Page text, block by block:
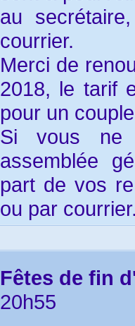
au
courrier.
Merci de
2018, le tarif
pour un
Si vous ne
assemblée
part de vos
ou par
Fêtes de fin
20h55